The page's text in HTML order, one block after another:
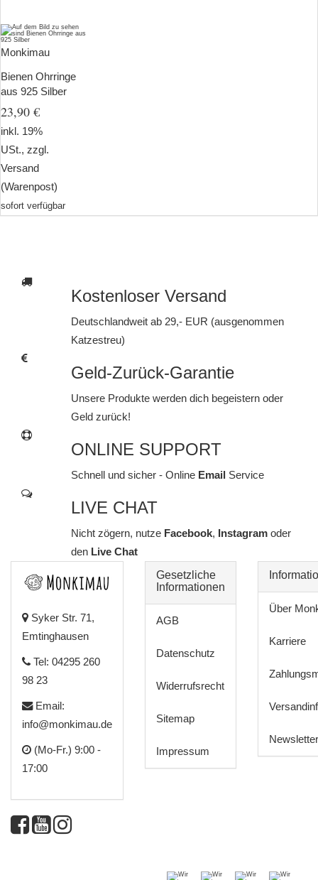
Monkimau
Bienen Ohrringe
aus 925 Silber
23,90 €
inkl. 19%
USt., zzgl.
Versand
(Warenpost)
sofort verfügbar
Kostenloser Versand
Deutschlandweit ab 29,- EUR (ausgenommen
Katzestreu)
Geld-Zurück-Garantie
Unsere Produkte werden dich begeistern oder
Geld zurück!
ONLINE SUPPORT
Schnell und sicher - Online Email Service
LIVE CHAT
Nicht zögern, nutze Facebook, Instagram oder
denLive Chat
Syker Str. 71,
Emtinghausen
Tel: 04295 260
98 23
Email:
info@monkimau.de
(Mo-Fr.) 9:00 -
17:00
Gesetzliche
Informationen
AGB
Datenschutz
Widerrufsrecht
Sitemap
Impressum
Über
Karriere
Newsletter